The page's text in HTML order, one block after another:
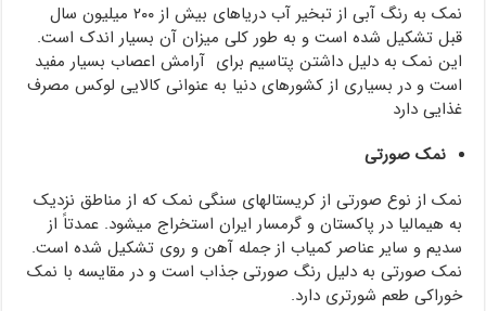
نمک به رنگ آبی از تبخیر آب دریاهای بیش از ۲۰۰ میلیون سال
قبل تشکیل شده است و به طور کلی میزان آن بسیار اندک است.
این نمک به دلیل داشتن پتاسیم برای آرامش اعصاب بسیار مفید
است و در بسیاری از کشورهای دنیا به عنوانی کالایی لوکس مصرف
غذایی دارد
نمک صورتی
نمک از نوع صورتی از کریستال‎های سنگی نمک که از مناطق نزدیک
به هیمالیا در پاکستان و گرمسار ایران استخراج می‎شود. عمدتاً از
سدیم و سایر عناصر کمیاب از جمله آهن و روی تشکیل شده است.
نمک صورتی به دلیل رنگ صورتی جذاب است و در مقایسه با نمک
خوراکی طعم شورتری دارد.